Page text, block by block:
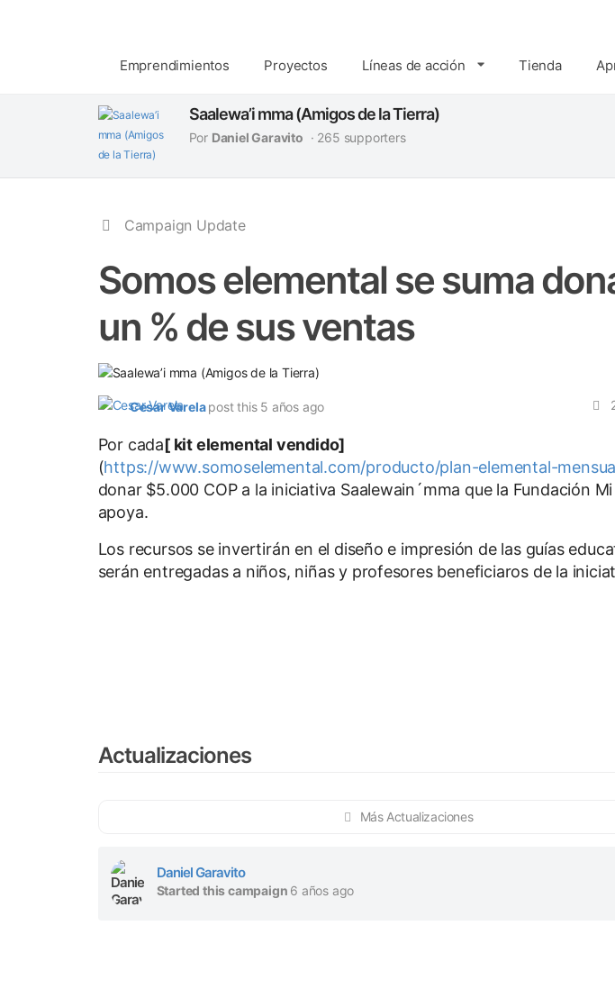
Emprendimientos Proyectos Líneas de acción Tienda
Saalewa’i mma (Amigos de la Tierra)
Por Daniel Garavito · 265 supporters
Campaign Update
Somos elemental se suma
un % de sus ventas
Cesar Varelapost this 5 años ago
Por cada[ kit elemental vendido]
(https://www.somoselemental.com/producto/plan-elemental-
donar $5.000 COP a la iniciativa Saalewain´mma que la Fundación
apoya.
Los recursos se invertirán en el diseño e impresión de las guías
serán entregadas a niños, niñas y profesores beneficiaros de la
Actualizaciones
Más Actualizaciones
Daniel Garavito
Started this campaign 6 años ago